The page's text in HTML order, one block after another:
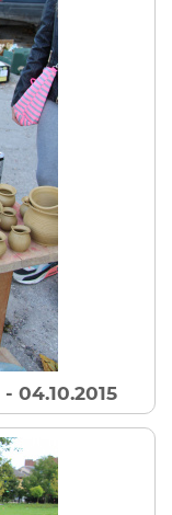
- 04.10.2015